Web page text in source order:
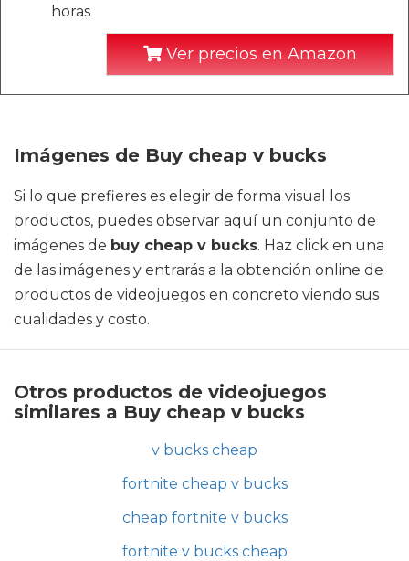
horas
Ver precios en Amazon
Imágenes de Buy cheap v bucks
Si lo que prefieres es elegir de forma visual los
productos, puedes observar aquí un conjunto de
imágenes de buy cheap v bucks. Haz click en una
de las imágenes y entrarás a la obtención online de
productos de videojuegos en concreto viendo sus
cualidades y costo.
Otros productos de videojuegos
similares a Buy cheap v bucks
v bucks cheap
fortnite cheap v bucks
cheap fortnite v bucks
fortnite v bucks cheap